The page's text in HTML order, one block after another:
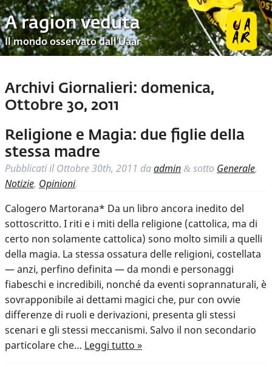
A ragion veduta
Il mondo osservato dall’Uaar
Archivi Giornalieri: domenica,
Ottobre 30, 2011
Religione e Magia: due figlie della
stessa madre
Pubblicati ilOttobre 30th, 2011 daadmin & sotto Generale,
Notizie, Opinioni.
Calogero Martorana* Da un libro ancora inedito del
sottoscritto. I riti e i miti della religione (cattolica, ma di
certo non solamente cattolica) sono molto simili a quelli
della magia. La stessa ossatura delle religioni, costellata
— anzi, perfino definita — da mondi e personaggi
fiabeschi e incredibili, nonché da eventi soprannaturali, è
sovrapponibile ai dettami magici che, pur con ovvie
differenze di ruoli e derivazioni, presenta gli stessi
scenari e gli stessi meccanismi. Salvo il non secondario
particolare che… Leggi tutto »